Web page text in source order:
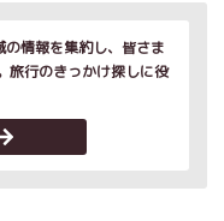
情報を集約し、皆さま
旅行のきっかけ探しに役